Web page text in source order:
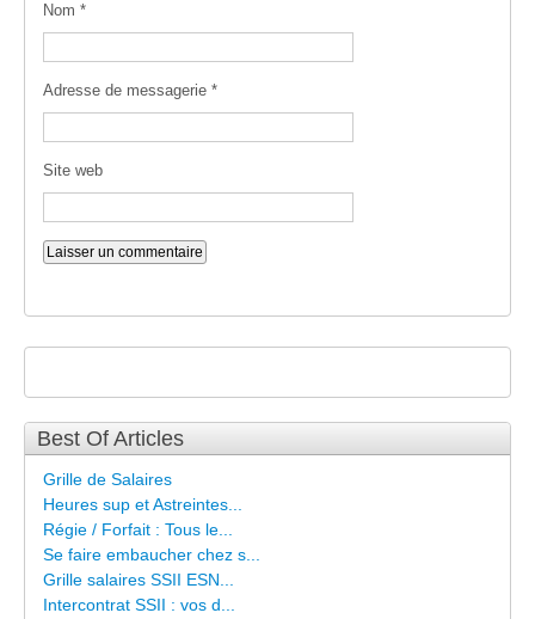
Nom *
Adresse de messagerie *
Site web
Best Of Articles
Grille de Salaires
Heures sup et Astreintes...
Régie / Forfait : Tous le...
Se faire embaucher chez s...
Grille salaires SSII ESN...
Intercontrat SSII : vos d...